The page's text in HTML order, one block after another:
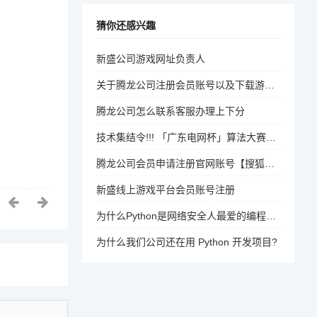
猜你还感兴趣
新盛公司游戏网址负责人
关于腾龙公司注册会员账号以及下载游戏网址
腾龙公司怎么联系客服办理上下分
技术集结令!!! 「广东电网杯」算法大赛火热进行中！！！
腾龙公司会员申请注册官网账号【搜狐财经】
新盛线上游戏平台会员账号注册
为什么Python是网络安全人最爱的编程语言？
为什么我们公司还在用 Python 开发项目?